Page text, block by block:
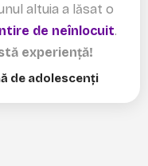
altuia a lăsat o
de neînlocuit.
experiență!
de adolescenți